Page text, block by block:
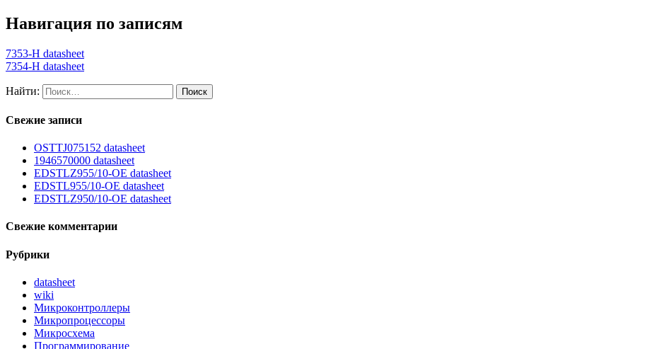
Навигация по записям
7353-H datasheet
7354-H datasheet
Найти:
Свежие записи
OSTTJ075152 datasheet
1946570000 datasheet
EDSTLZ955/10-OE datasheet
EDSTL955/10-OE datasheet
EDSTLZ950/10-OE datasheet
Свежие комментарии
Рубрики
datasheet
wiki
Микроконтроллеры
Микропроцессоры
Микросхема
Программирование